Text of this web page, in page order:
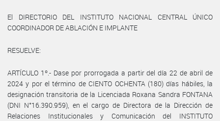
El DIRECTORIO DEL INSTITUTO NACIONAL CENTRAL ÚNICO
COORDINADOR DE ABLACIÓN E IMPLANTE
RESUELVE:
ARTÍCULO 1º.- Dase por prorrogada a partir del día 22 de abril de
2024 y por el término de CIENTO OCHENTA (180) días hábiles, la
designación transitoria de la Licenciada Roxana Sandra FONTANA
(DNI N°16.390.959), en el cargo de Directora de la Dirección de
Relaciones Institucionales y Comunicación del INSTITUTO